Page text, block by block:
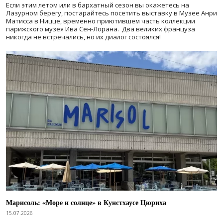
Если этим летом или в бархатный сезон вы окажетесь на
Лазурном берегу, постарайтесь посетить выставку в Музее Анри
Матисса в Ницце, временно приютившем часть коллекции
парижского музея Ива Сен-Лорана. Два великих француза
никогда не встречались, но их диалог состоялся!
Марисоль: «Море и солнце» в Кунстхаусе Цюриха
15.07.2026